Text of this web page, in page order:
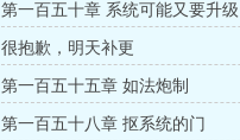
第一百五十章 系统可能又要升级
很抱歉，明天补更
第一百五十五章 如法炮制
第一百五十八章 抠系统的门